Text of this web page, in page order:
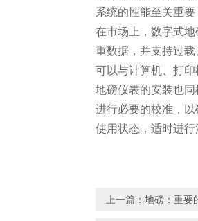
系统的性能至关重
在市场上，数字式
重数据，并支持过
可以与计算机、打
地磅仪表的安装也
进行必要的校准，
使用状态，适时进
上一篇： 地磅：重要